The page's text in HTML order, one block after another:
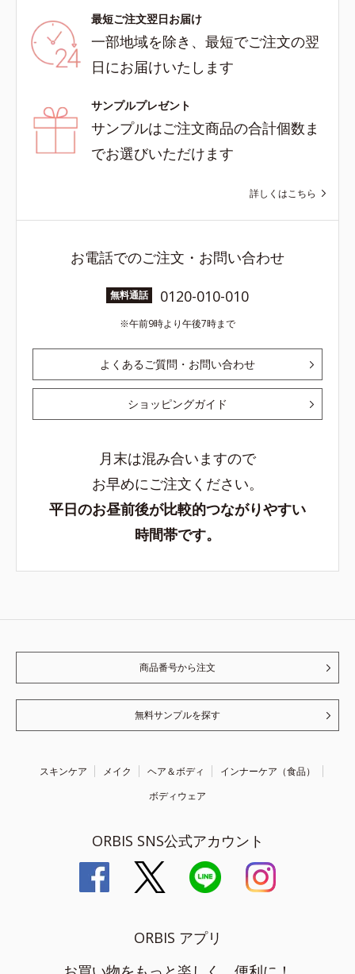
最短ご注文翌日お届け
一部地域を除き、最短でご注文の翌
日にお届けいたします
サンプルプレゼント
サンプルはご注文商品の合計個数ま
でお選びいただけます
詳しくはこちら
お電話でのご注文・お問い合わせ
無料通話 0120-010-010
午前9時より午後7時まで
よくあるご質問・お問い合わせ
ショッピングガイド
月末は混み合いますので
お早めにご注文ください。
平日のお昼前後が比較的つながりやすい
時間帯です。
商品番号から注文
無料サンプルを探す
スキンケア メイク ヘア＆ボディ
インナーケア（食品）
ボディウェア
ORBIS SNS公式アカウント
ORBIS アプリ